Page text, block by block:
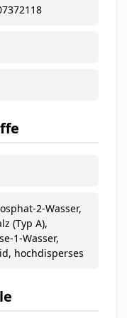
2-Wasser,
(Typ A),
1-Wasser,
hochdisperses